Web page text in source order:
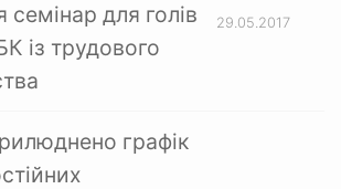
семінар для голів
із трудового
29.05.2017
графік